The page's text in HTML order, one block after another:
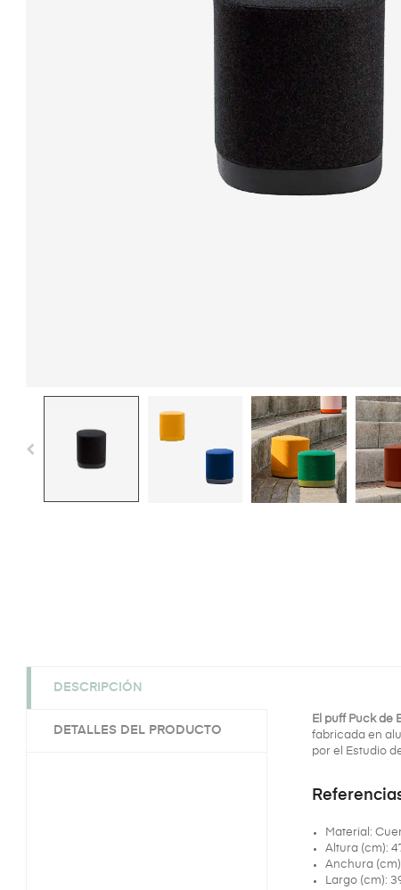
DESCRIPCIÓN
DETALLES DEL PRODUCTO
El puff Puck de
fabricada en
por el Estudio
Material:
Altura (cm):
Anchura
Largo (cm):